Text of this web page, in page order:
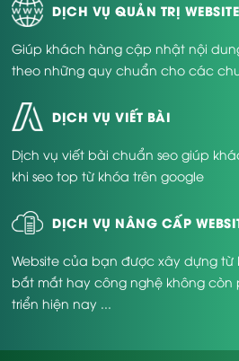
DỊCH VỤ QUẢN TRỊ WEBSITE
Giúp khách hàng cập nhật nội
theo những quy chuẩn cho các
DỊCH VỤ VIẾT BÀI
Dịch vụ viết bài chuẩn seo giúp
khi seo top từ khóa trên google
DỊCH VỤ NÂNG CẤP
Website của bạn được xây dựng
bắt mắt hay công nghệ không còn
triển hiện nay ...